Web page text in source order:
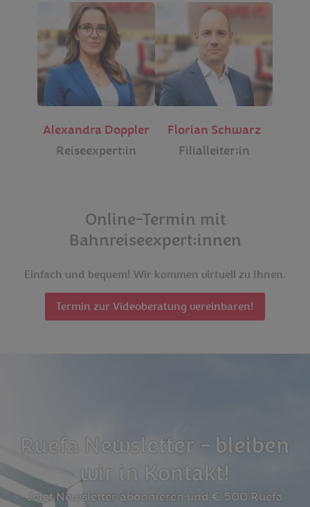
Alexandra Doppler
Reiseexpert:in
Florian Schwarz
Filialleiter:in
Online-Termin mit
Bahnreiseexpert:innen
Einfach und bequem! Wir kommen virtuell zu Ihnen.
Termin zur Videoberatung vereinbaren!
Ruefa Newsletter - bleiben
wir in Kontakt!
Jetzt Newsletter abonnieren und € 500 Ruefa